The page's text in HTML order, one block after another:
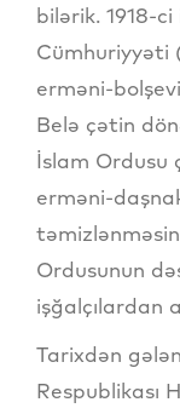
bilərik. 1918-
Cümhuriyyəti
erməni-
Belə çətin
İslam Ordusu
erməni-
Ordusunun
işğalçılardan
Tarixdən
Respublikası